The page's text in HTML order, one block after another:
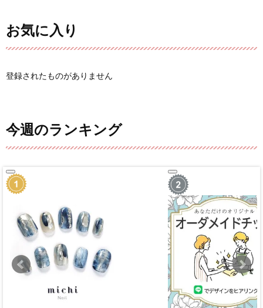
お気に入り
登録されたものがありません
今週のランキング